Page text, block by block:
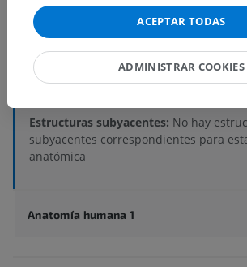
Anatomía humana 2
Cuerpo humano> Sistemas
Sistema esquelético> Esqueleto
Esqueleto de miembro inferior>
Estructuras subyacentes: No hay
subyacentes correspondientes para
anatómica
Anatomía humana 1
ACEPTAR TODAS
ADMINISTRAR COOKIES